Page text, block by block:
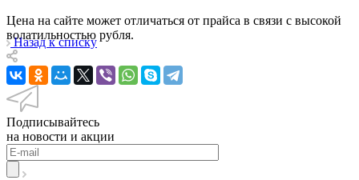
Цена на сайте может отличаться от прайса в связи с высокой
волатильностью рубля.
Назад к списку
Подписывайтесь
на новости и акции